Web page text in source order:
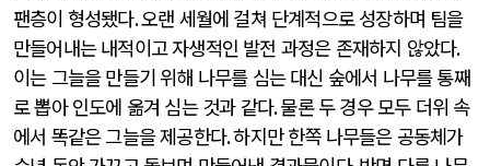
팬층이 형성됐다.오랜 세월에 걸쳐 단계적으로 성장하며 팀을
만들어내는 내적이고 자생적인 발전 과정은 존재하지 않았다.
이는 그늘을 만들기 위해 나무를 심는 대신 숲에서 나무를 통째
로 뽑아 인도에 옮겨 심는 것과 같다.물론 두 경우 모두 더위 속
에서 똑같은 그늘을 제공한다.하지만 한쪽 나무들은 공동체가